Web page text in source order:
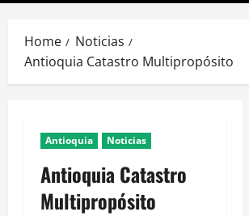
Home
Noticias
Antioquia Catastro Multipropósito
Antioquia Noticias
Antioquia Catastro
Multipropósito